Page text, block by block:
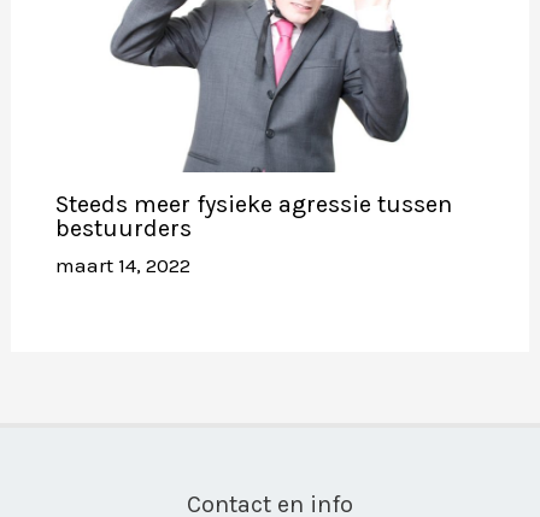
Steeds meer fysieke agressie tussen
bestuurders
maart 14, 2022
Contact en info